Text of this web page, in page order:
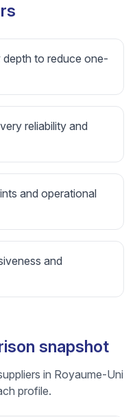
to reduce one-
reliability and
and operational
and
snapshot
in Royaume-Uni
profile.